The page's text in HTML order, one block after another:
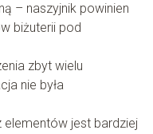
– naszyjnik powinien
biżuterii pod
zbyt wielu
nie była
elementów jest bardziej